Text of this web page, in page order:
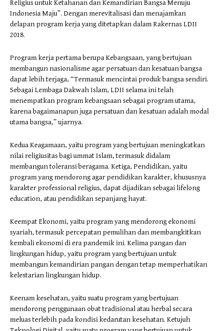
Religius untuk Ketahanan dan Kemandirian Bangsa Menuju
Indonesia Maju”. Dengan merevitalisasi dan menajamkan
delapan program kerja yang ditetapkan dalam Rakernas LDII
2018.
Program kerja pertama berupa Kebangsaan, yang bertujuan
membangun nasionalisme agar persatuan dan kesatuan bangsa
dapat lebih terjaga, “Termasuk mencintai produk bangsa sendiri.
Sebagai Lembaga Dakwah Islam, LDII selama ini telah
menempatkan program kebangsaan sebagai program utama,
karena bagaimanapun juga persatuan dan kesatuan adalah modal
utama bangsa,” ujarnya.
Kedua Keagamaan, yaitu program yang bertujuan meningkatkan
nilai religiusitas bagi ummat Islam, termasuk didalam
membangun toleransi beragama. Ketiga, Pendidikan, yaitu
program yang mendorong agar pendidikan karakter, khususnya
karakter professional religius, dapat dijadikan sebagai lifelong
education, atau pendidikan sepanjang hayat.
Keempat Ekonomi, yaitu program yang mendorong ekonomi
syariah, termasuk percepatan pemulihan dan membangkitkan
kembali ekonomi di era pandemik ini. Kelima pangan dan
lingkungan hidup, yaitu program yang bertujuan untuk
membangun kemandirian pangan dengan tetap memperhatikan
kelestarian lingkungan hidup.
Keenam kesehatan, yaitu suatu program yang bertujuan
mendorong penggunaan obat tradisional atau herbal secara
meluas terlebih pada kondisi kedarutan kesehatan. Ketujuh